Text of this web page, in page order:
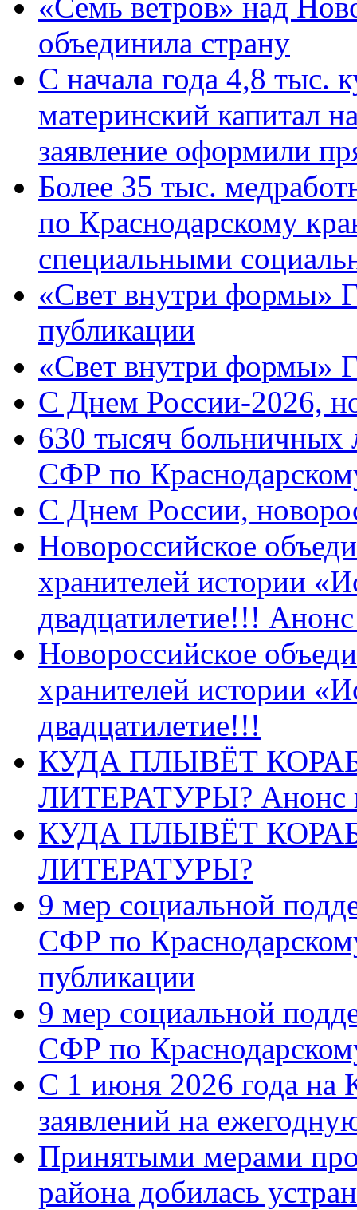
объединила страну
С начала года 4,8 тыс.
материнский капитал
заявление оформили
Более 35 тыс.
по Краснодарскому
специальными
«Свет внутри формы»
публикации
«Свет внутри формы»
C Днем России-2026,
630 тысяч больничных
СФР по
C Днем России,
Новороссийское
хранителей истории
двадцатилетие!!!
Новороссийское
хранителей истории
двадцатилетие!!!
КУДА ПЛЫВЁТ
ЛИТЕРАТУРЫ? Анонс
КУДА ПЛЫВЁТ
ЛИТЕРАТУРЫ?
9 мер социальной
СФР по
публикации
9 мер социальной
СФР по
С 1 июня 2026 года на
заявлений на
Принятыми мерами
района добилась